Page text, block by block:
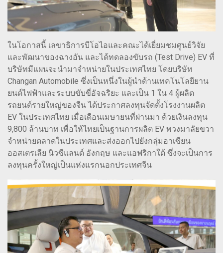
ในโอกาสนี้ เลขาธิการบีโอไอและคณะได้เยี่ยมชมศูนย์วิจัย
และพัฒนาของฉางอัน และได้ทดลองขับรถ (Test Drive) EV ที่
บริษัทมีแผนจะนำมาจำหน่ายในประเทศไทย โดยบริษัท
Changan Automobile ซึ่งเป็นหนึ่งในผู้นำด้านเทคโนโลยียาน
ยนต์ไฟฟ้าและระบบขับขี่อัจฉริยะ และเป็น 1 ใน 4 ผู้ผลิต
รถยนต์รายใหญ่ของจีน ได้ประกาศลงทุนจัดตั้งโรงงานผลิต
EV ในประเทศไทย เมื่อเดือนเมษายนที่ผ่านมา ด้วยเงินลงทุน
9,800 ล้านบาท เพื่อให้ไทยเป็นฐานการผลิต EV พวงมาลัยขวา
จำหน่ายตลาดในประเทศและส่งออกไปยังกลุ่มอาเซียน
ออสเตรเลีย นิวซีแลนด์ อังกฤษ และแอฟริกาใต้ ซึ่งจะเป็นการ
ลงทุนครั้งใหญ่เป็นแห่งแรกนอกประเทศจีน